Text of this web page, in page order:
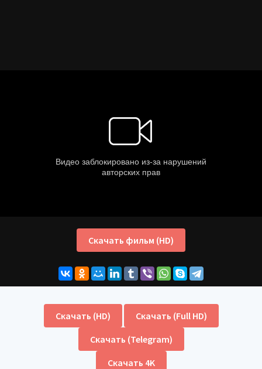
Скачать фильм (HD)
Скачать (HD)
Скачать (Full HD)
Скачать (Telegram)
Скачать 4K